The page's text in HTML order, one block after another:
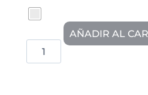
AÑADIR AL